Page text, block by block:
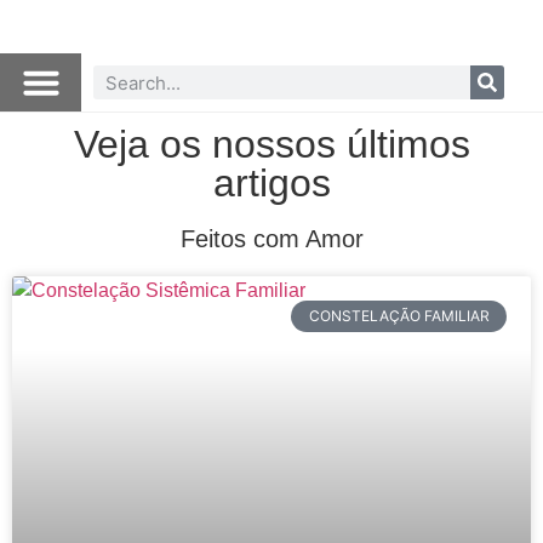
Veja os nossos últimos
artigos
Feitos com Amor
CONSTELAÇÃO FAMILIAR